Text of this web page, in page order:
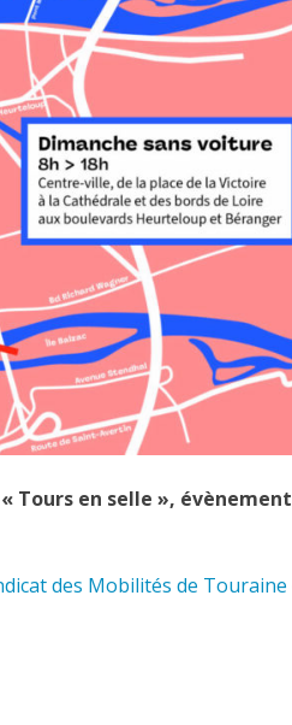
Tours en selle »,
des Mobilités de Touraine